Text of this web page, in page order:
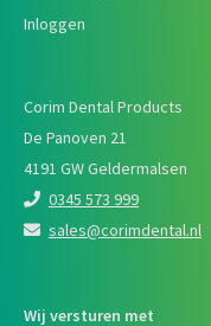
Inloggen
Corim Dental Products
De Panoven 21
4191 GW Geldermalsen
0345 573 999
sales@corimdental.nl
Wij versturen met